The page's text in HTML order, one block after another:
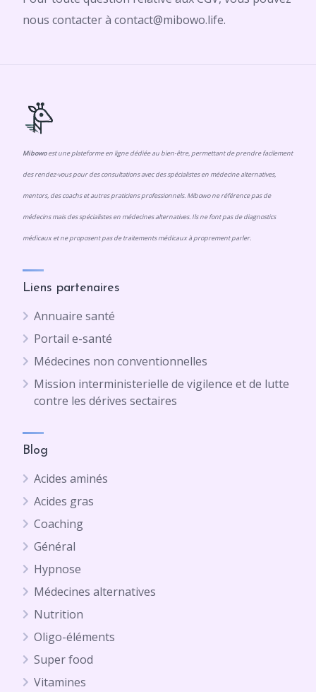
nous contacter à contact@mibowo.life.
Mibowoest une plateforme en ligne dédiée au bien-être, permettant de prendre facilement
des rendez-vous pour des consultations avec des spécialistes en médecine alternatives,
mentors, des coachs et autres praticiens professionnels. Mibowo ne référence pas de
médecins mais des spécialistes en médecines alternatives. Ils ne font pas de diagnostics
médicaux et ne proposent pas de traitements médicaux à proprement parler.
Liens partenaires
Annuaire santé
Portail e-santé
Médecines non conventionnelles
Mission interministerielle de vigilence et de lutte
contre les dérives sectaires
Blog
Acides aminés
Acides gras
Coaching
Général
Hypnose
Médecines alternatives
Nutrition
Oligo-éléments
Super food
Vitamines